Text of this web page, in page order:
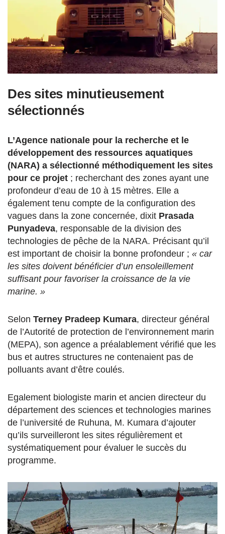
Des sites minutieusement
sélectionnés
L’Agence nationale pour la recherche et le
développement des ressources aquatiques
(NARA) a sélectionné méthodiquement les sites
pour ce projet ; recherchant des zones ayant une
profondeur d’eau de 10 à 15 mètres. Elle a
également tenu compte de la configuration des
vagues dans la zone concernée, dixit Prasada
Punyadeva, responsable de la division des
technologies de pêche de la NARA. Précisant qu’il
est important de choisir la bonne profondeur ; « car
les sites doivent bénéficier d’un ensoleillement
suffisant pour favoriser la croissance de la vie
marine. »
Selon Terney Pradeep Kumara, directeur général
de l’Autorité de protection de l’environnement marin
(MEPA), son agence a préalablement vérifié que les
bus et autres structures ne contenaient pas de
polluants avant d’être coulés.
Egalement biologiste marin et ancien directeur du
département des sciences et technologies marines
de l’université de Ruhuna, M. Kumara d’ajouter
qu’ils surveilleront les sites régulièrement et
systématiquement pour évaluer le succès du
programme.